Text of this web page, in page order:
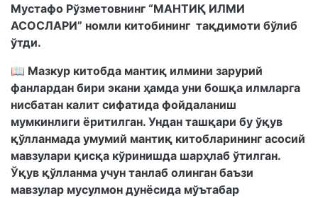
Мустафо Рўзметовнинг “МАНТИҚ ИЛМИ
АСОСЛАРИ” номли китобининг тақдимоти бўлиб
ўтди.
📖 Мазкур китобда мантиқ илмини зарурий
фанлардан бири экани ҳамда уни бошқа илмларга
нисбатан калит сифатида фойдаланиш
мумкинлиги ёритилган. Ундан ташқари бу ўқув
қўлланмада умумий мантиқ китобларининг асосий
мавзулари қисқа кўринишда шарҳлаб ўтилган.
Ўқув қўлланма учун танлаб олинган баъзи
мавзулар мусулмон дунёсида мўътабар